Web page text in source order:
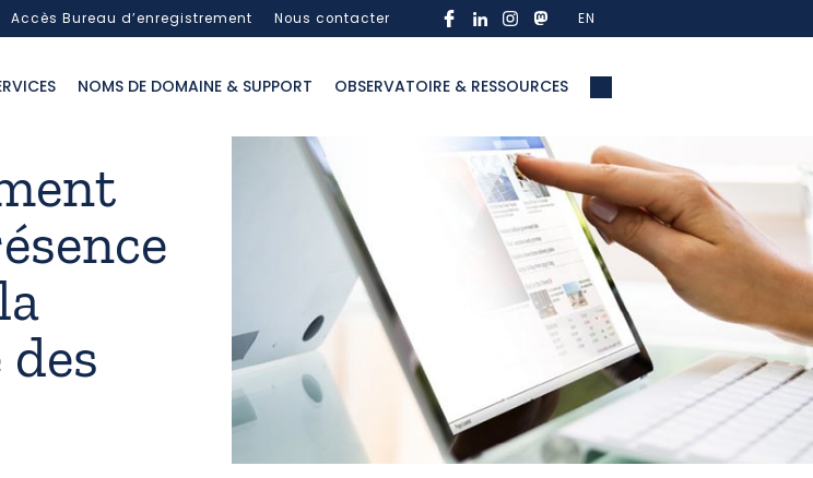
Accès Bureau d’enregistrement Nous contacter EN
NOMS DE DOMAINE & SUPPORT OBSERVATOIRE & RESSOURCES